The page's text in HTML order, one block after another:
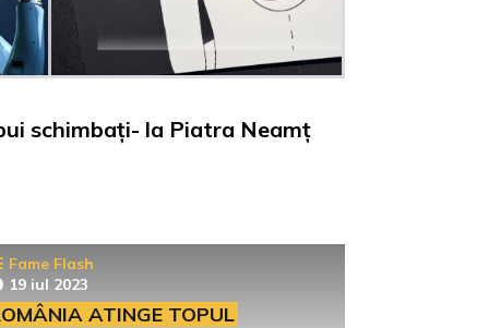
schimbați- la Piatra Neamț
Fame Flash
19 iul 2023
ATINGE TOPUL